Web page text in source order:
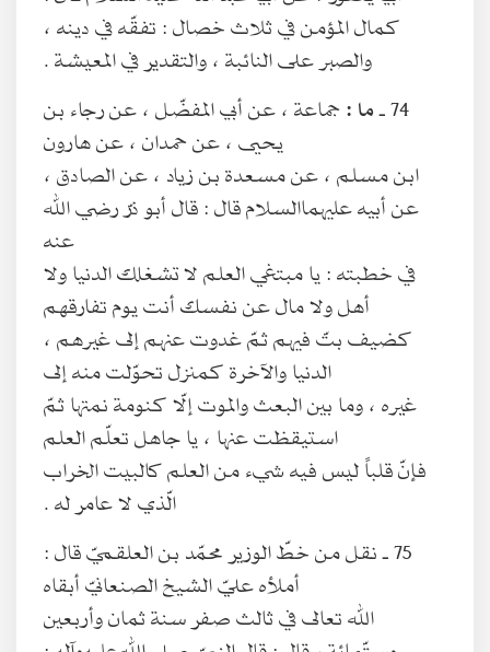
كمال المؤمن في ثلاث خصال : تفقّه في دينه ،
والصبر على النائبة ، والتقدير في المعيشة .
74 ـ ما :جماعة ، عن أبي المفضّل ، عن رجاء بن
يحيى ، عن حمدان ، عن هارون
ابن مسلم ، عن مسعدة بن زياد ، عن الصادق ،
عن أبيه عليهما‌السلام قال : قال أبو ذرّ رضي الله
عنه
في خطبته : يا مبتغي العلم لا تشغلك الدنيا ولا
أهل ولا مال عن نفسك أنت يوم تفارقهم
كضيف بتّ فيهم ثمّ غدوت عنهم إلى غيرهم ،
الدنيا والآخرة كمنزل تحوّلت منه إلى
غيره ، وما بين البعث والموت إلّا كنومة نمتها ثمّ
استيقظت عنها ، يا جاهل تعلّم العلم
فإنّ قلباً ليس فيه شيء من العلم كالبيت الخراب
الّذي لا عامر له .
75 ـ نقل من خطّ الوزير محمّد بن العلقميّ قال :
أملأه عليّ الشيخ الصنعانيّ أبقاه
الله تعالى في ثالث صفر سنة ثمان وأربعين